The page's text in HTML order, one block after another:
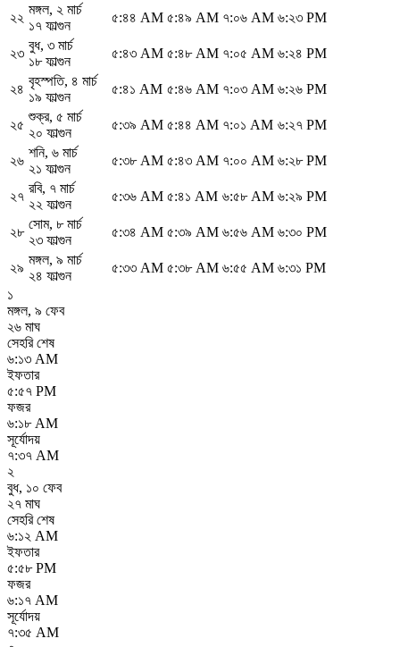
২২
মঙ্গল, ২ মার্চ
১৭ ফাল্গুন
৫:৪৪ AM ৫:৪৯ AM ৭:০৬ AM ৬:২৩ PM
২৩
বুধ, ৩ মার্চ
১৮ ফাল্গুন
৫:৪৩ AM ৫:৪৮ AM ৭:০৫ AM ৬:২৪ PM
২৪
বৃহস্পতি, ৪ মার্চ
১৯ ফাল্গুন
৫:৪১ AM ৫:৪৬ AM ৭:০৩ AM ৬:২৬ PM
২৫
শুক্র, ৫ মার্চ
২০ ফাল্গুন
৫:৩৯ AM ৫:৪৪ AM ৭:০১ AM ৬:২৭ PM
২৬
শনি, ৬ মার্চ
২১ ফাল্গুন
৫:৩৮ AM ৫:৪৩ AM ৭:০০ AM ৬:২৮ PM
২৭
রবি, ৭ মার্চ
২২ ফাল্গুন
৫:৩৬ AM ৫:৪১ AM ৬:৫৮ AM ৬:২৯ PM
২৮
সোম, ৮ মার্চ
২৩ ফাল্গুন
৫:৩৪ AM ৫:৩৯ AM ৬:৫৬ AM ৬:৩০ PM
২৯
মঙ্গল, ৯ মার্চ
২৪ ফাল্গুন
৫:৩৩ AM ৫:৩৮ AM ৬:৫৫ AM ৬:৩১ PM
১
মঙ্গল, ৯ ফেব
২৬ মাঘ
সেহরি শেষ
৬:১৩ AM
ইফতার
৫:৫৭ PM
ফজর
৬:১৮ AM
সূর্যোদয়
৭:৩৭ AM
২
বুধ, ১০ ফেব
২৭ মাঘ
সেহরি শেষ
৬:১২ AM
ইফতার
৫:৫৮ PM
ফজর
৬:১৭ AM
সূর্যোদয়
৭:৩৫ AM